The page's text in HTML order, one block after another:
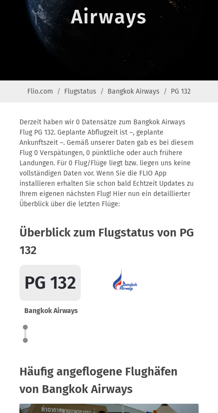
Airways
Flio.com Flugstatus Bangkok Airways PG 132
Derzeit haben wir 0 Datensätze zum Bangkok Airways
Flug PG 132. Geplante Abflugzeit ist –, geplante
Ankunftszeit –. Gemäß unserer Daten gab es bei diesem
Flug 0 Verspätungen, 0 pünktliche oder auch frühere
Landungen. Für 0 Flug/Flüge liegt bzw. liegen uns keine
vollständigen Daten vor. Wenn Sie die FLIO App
installieren erhalten Sie schon bald Echtzeit Updates zu
Ihrem eigenen nächsten Flug! Hier nun ein detaillierter
Überblick über die letzten Flüge:
Überblick zum Flugstatus von PG
132
PG 132
Bangkok Airways
Häufig angeflogene Flughäfen
von Bangkok Airways